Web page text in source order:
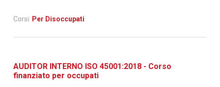
Corsi: Per Disoccupati
AUDITOR INTERNO ISO 45001:2018 - Corso
finanziato per occupati